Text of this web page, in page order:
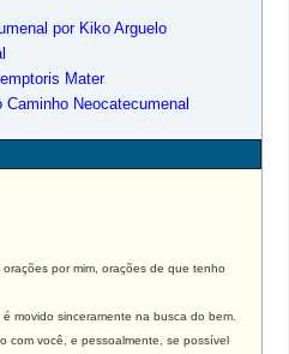
por Kiko Arguelo
Mater
Neocatecumenal
por mim, orações de que tenho
movido sinceramente na busca do bem.
com você, e pessoalmente, se possível